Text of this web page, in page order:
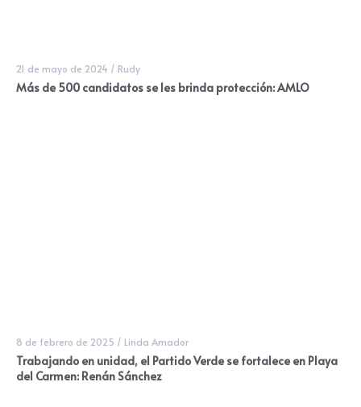
21 de mayo de 2024 / Rudy
Más de 500 candidatos se les brinda protección: AMLO
8 de febrero de 2025 / Linda Amador
Trabajando en unidad, el Partido Verde se fortalece en Playa
del Carmen: Renán Sánchez